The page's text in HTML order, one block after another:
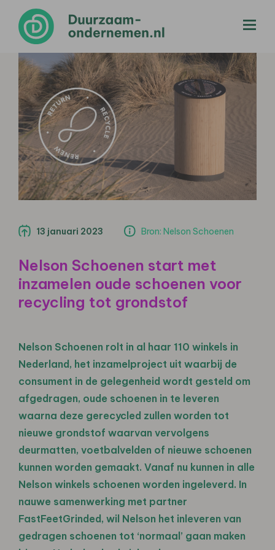
13 januari 2023 Bron: Nelson Schoenen
Nelson Schoenen start met
inzamelen oude schoenen voor
recycling tot grondstof
Nelson Schoenen rolt in al haar 110 winkels in
Nederland, het inzamelproject uit waarbij de
consument in de gelegenheid wordt gesteld om
afgedragen, oude schoenen in te leveren
waarna deze gerecycled zullen worden tot
nieuwe grondstof waarvan vervolgens
deurmatten, voetbalvelden of nieuwe schoenen
kunnen worden gemaakt. Vanaf nu kunnen in alle
Nelson winkels schoenen worden ingeleverd. In
nauwe samenwerking met partner
FastFeetGrinded, wil Nelson het inleveren van
gedragen schoenen tot ‘normaal’ gaan maken